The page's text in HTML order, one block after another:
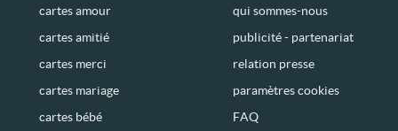
cartes amour
cartes amitié
cartes merci
cartes mariage
cartes bébé
qui sommes-nous
publicité - partenariat
relation presse
paramètres cookies
FAQ